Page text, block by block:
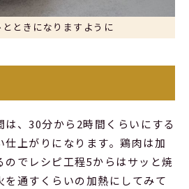
ときになりますように
、30分から2時間くらいにする
仕上がりになります。鶏肉は加
のでレシピ工程5からはサッと焼
を通すくらいの加熱にしてみて